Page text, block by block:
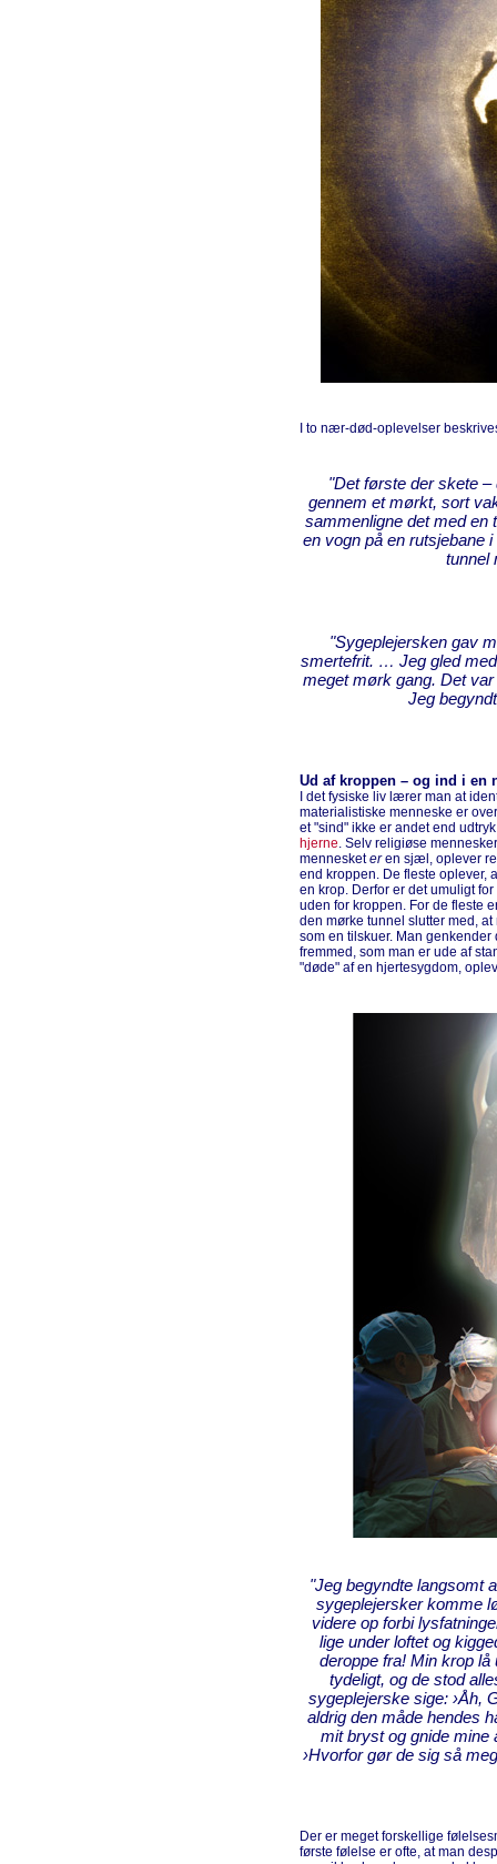
I to nær-død-oplevelser
"Det første der skete –
gennem et mørkt, sort
sammenligne det med en
en vogn på en rutsjebane
tunnel
"Sygeplejersken gav
smertefrit. … Jeg gled
meget mørk gang. Det
Jeg
Ud af kroppen – og ind i en
I det fysiske liv lærer man at
materialistiske menneske er
et "sind" ikke er andet end
hjerne. Selv religiøse
mennesketeren sjæl, oplever
end kroppen. De fleste oplever,
en krop. Derfor er det umuligt
uden for kroppen. For de fleste
den mørke tunnel slutter med,
som en tilskuer. Man
fremmed, som man er ude af
"døde" af en hjertesygdom,
"Jeg begyndte langsomt
sygeplejersker komme
videre op forbi
lige under loftet og
deroppe fra! Min krop
tydeligt, og de stod
sygeplejerske sige: ›Åh,
aldrig den måde hendes
mit bryst og gnide mine
›Hvorfor gør de sig så
Der er meget forskellige
første følelse er ofte, at man